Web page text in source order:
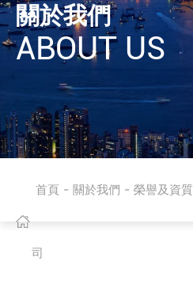
關於我們
ABOUT US
首頁 - 關於我們 - 榮譽及資質
司